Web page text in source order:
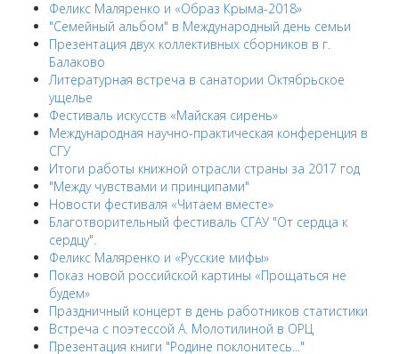
Феликс Маляренко и «Образ Крыма-2018»
"Семейный альбом" в Международный день семьи
Презентация двух коллективных сборников в г.
Балаково
Литературная встреча в санатории Октябрьское
ущелье
Фестиваль искусств «Майская сирень»
Международная научно-практическая конференция в
СГУ
Итоги работы книжной отрасли страны за 2017 год
"Между чувствами и принципами"
Новости фестиваля «Читаем вместе»
Благотворительный фестиваль СГАУ "От сердца к
сердцу".
Феликс Маляренко и «Русские мифы»
Показ новой российской картины «Прощаться не
будем»
Праздничный концерт в день работников статистики
Встреча с поэтессой А. Молотилиной в ОРЦ
Презентация книги "Родине поклонитесь..."